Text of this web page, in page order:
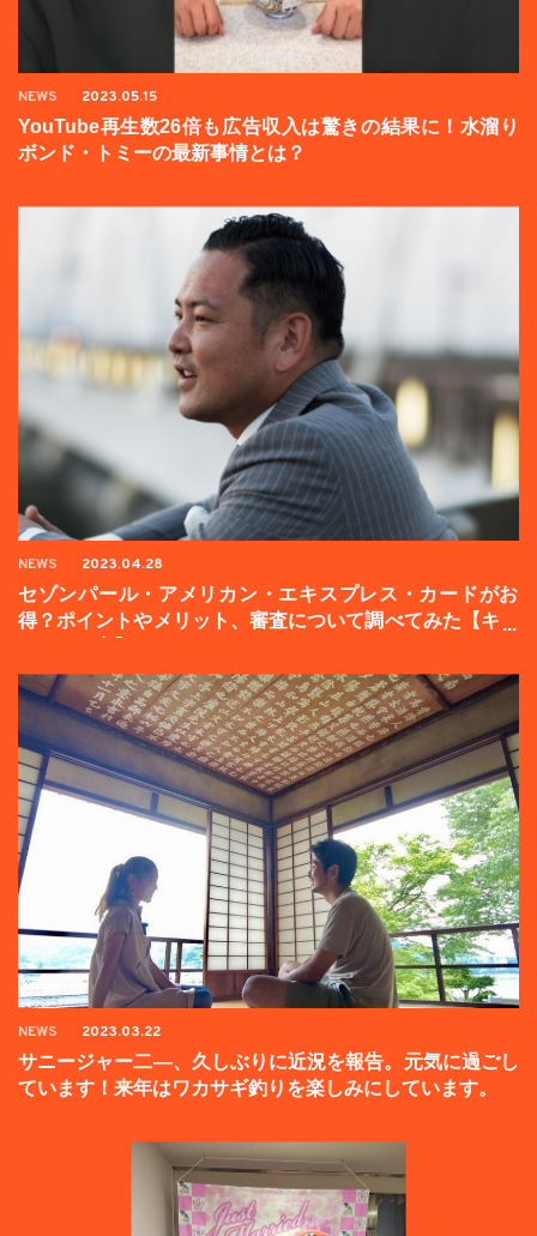
NEWS 2023.05.15
YouTube再生数26倍も広告収入は驚きの結果に！水溜り
ボンド・トミーの最新事情とは？
NEWS 2023.04.28
セゾンパール・アメリカン・エキスプレス・カードがお
得？ポイントやメリット、審査について調べてみた【キャ
NEWS 2023.03.22
サニージャー二―、久しぶりに近況を報告。元気に過ごし
ています！来年はワカサギ釣りを楽しみにしています。